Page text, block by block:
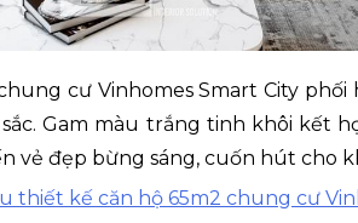
cư Vinhomes Smart City phối
Gam màu trắng tinh khôi kết
vẻ đẹp bừng sáng, cuốn hút cho
thiết kế căn hộ 65m2 chung cư